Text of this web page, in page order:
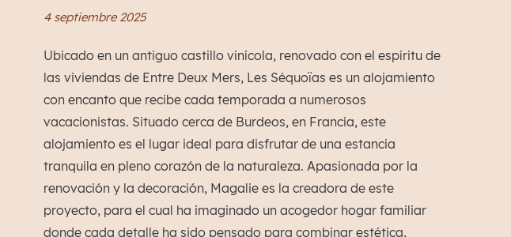
4 septiembre 2025
Ubicado en un antiguo castillo vinícola, renovado con el espíritu de
las viviendas de Entre Deux Mers, Les Séquoïas es un alojamiento
con encanto que recibe cada temporada a numerosos
vacacionistas. Situado cerca de Burdeos, en Francia, este
alojamiento es el lugar ideal para disfrutar de una estancia
tranquila en pleno corazón de la naturaleza. Apasionada por la
renovación y la decoración, Magalie es la creadora de este
proyecto, para el cual ha imaginado un acogedor hogar familiar
donde cada detalle ha sido pensado para combinar estética,